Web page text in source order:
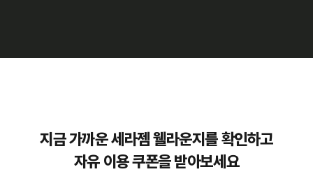
지금 가까운 세라젬 웰라운지를 확인하고
자유 이용 쿠폰을 받아보세요